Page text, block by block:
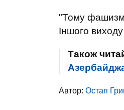
"Тому фашизм
Іншого
Також
Автор: Остап